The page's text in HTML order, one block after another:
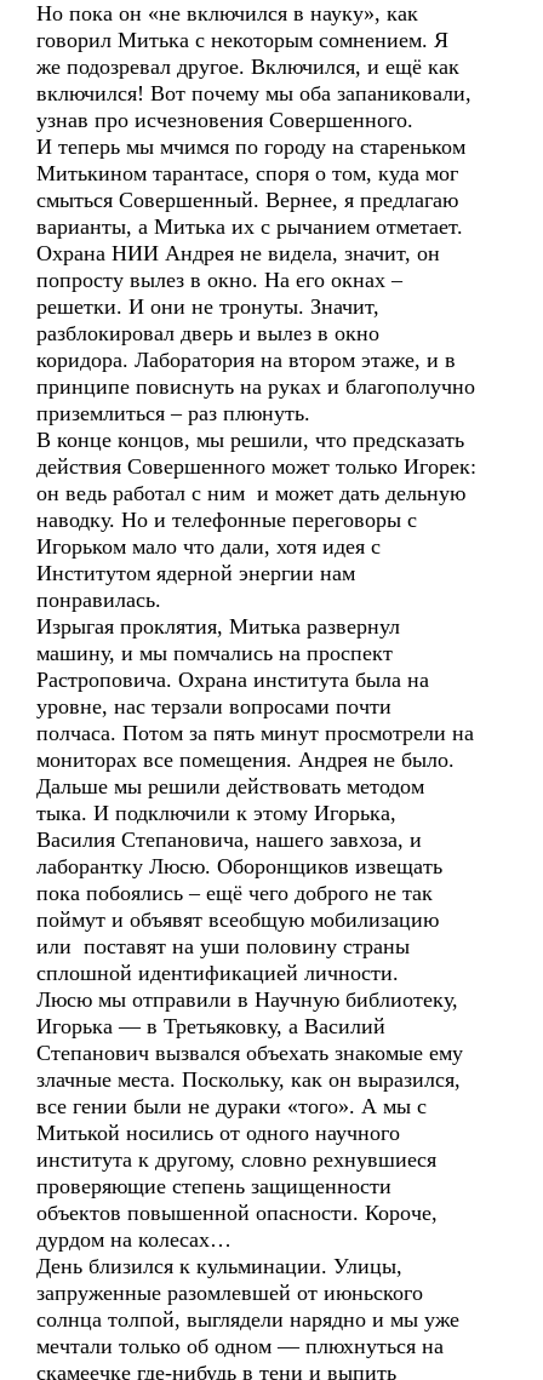
Но пока он «не включился в науку», как
говорил Митька с некоторым сомнением. Я
же подозревал другое. Включился, и ещё как
включился! Вот почему мы оба запаниковали,
узнав про исчезновения Совершенного.
И теперь мы мчимся по городу на стареньком
Митькином тарантасе, споря о том, куда мог
смыться Совершенный. Вернее, я предлагаю
варианты, а Митька их с рычанием отметает.
Охрана НИИ Андрея не видела, значит, он
попросту вылез в окно. На его окнах –
решетки. И они не тронуты. Значит,
разблокировал дверь и вылез в окно
коридора. Лаборатория на втором этаже, и в
принципе повиснуть на руках и благополучно
приземлиться – раз плюнуть.
В конце концов, мы решили, что предсказать
действия Совершенного может только Игорек:
он ведь работал с ним и может дать дельную
наводку. Но и телефонные переговоры с
Игорьком мало что дали, хотя идея с
Институтом ядерной энергии нам
понравилась.
Изрыгая проклятия, Митька развернул
машину, и мы помчались на проспект
Растроповича. Охрана института была на
уровне, нас терзали вопросами почти
полчаса. Потом за пять минут просмотрели на
мониторах все помещения. Андрея не было.
Дальше мы решили действовать методом
тыка. И подключили к этому Игорька,
Василия Степановича, нашего завхоза, и
лаборантку Люсю. Оборонщиков извещать
пока побоялись – ещё чего доброго не так
поймут и объявят всеобщую мобилизацию
или поставят на уши половину страны
сплошной идентификацией личности.
Люсю мы отправили в Научную библиотеку,
Игорька — в Третьяковку, а Василий
Степанович вызвался объехать знакомые ему
злачные места. Поскольку, как он выразился,
все гении были не дураки «того». А мы с
Митькой носились от одного научного
института к другому, словно рехнувшиеся
проверяющие степень защищенности
объектов повышенной опасности. Короче,
дурдом на колесах…
День близился к кульминации. Улицы,
запруженные разомлевшей от июньского
солнца толпой, выглядели нарядно и мы уже
мечтали только об одном — плюхнуться на
скамеечке где-нибудь в тени и выпить